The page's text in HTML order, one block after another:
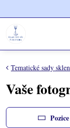
Tematické sady
Vaše
Pozice